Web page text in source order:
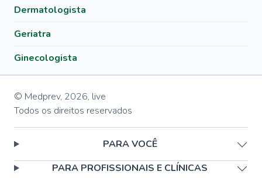
Dermatologista
Geriatra
Ginecologista
© Medprev, 2026, live
Todos os direitos reservados
PARA VOCÊ
PARA PROFISSIONAIS E CLÍNICAS